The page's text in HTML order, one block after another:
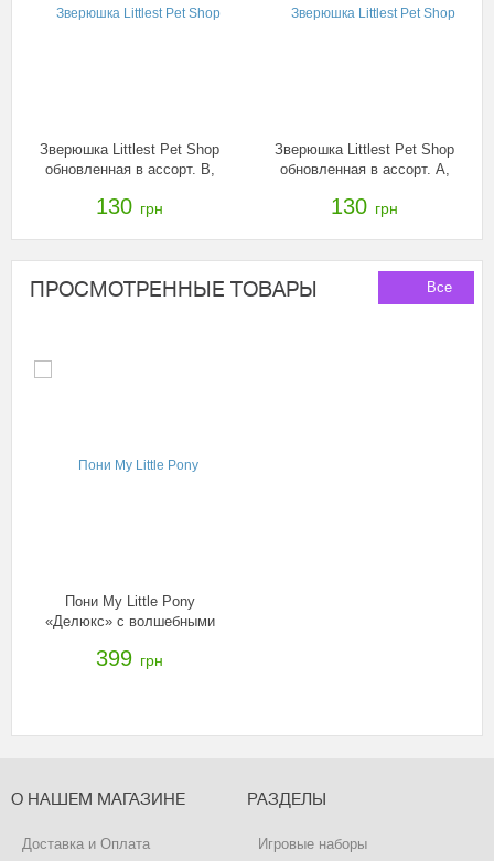
Зверюшка Littlest Pet Shop
обновленная в ассорт. B,
130 грн
Зверюшка Littlest Pet Shop
обновленная в ассорт. А,
130 грн
ПРОСМОТРЕННЫЕ ТОВАРЫ Все
Пони My Little Pony
«Делюкс» с волшебными
399 грн
О НАШЕМ МАГАЗИНЕ
Доставка и Оплата
РАЗДЕЛЫ
Игровые наборы